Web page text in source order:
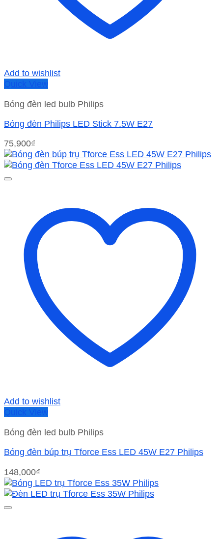
Add to wishlist
Quick View
Bóng đèn led bulb Philips
Bóng đèn Philips LED Stick 7.5W E27
75,900₫
Add to wishlist
Quick View
Bóng đèn led bulb Philips
Bóng đèn búp trụ Tforce Ess LED 45W E27 Philips
148,000₫